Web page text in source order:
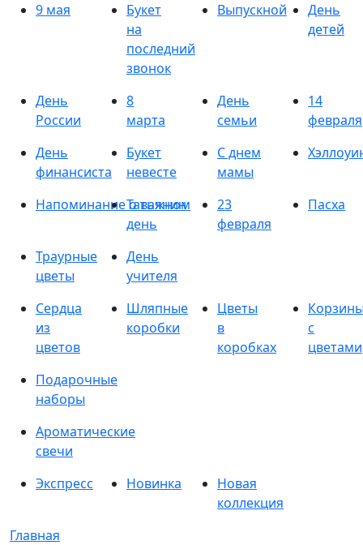
9 мая
Букет
на
последний
звонок
Выпускной
День
детей
День
России
8
марта
День
семьи
14
февраля
День
финансиста
Букет
невесте
С днем
мамы
Напоминание о важном
Татьянин
день
23
февраля
Пасха
Траурные
цветы
День
учителя
Сердца
из
цветов
Шляпные
коробки
Цветы
в
коробках
с
цветами
Подарочные
наборы
Ароматические
свечи
Экспресс
Новинка
Новая
коллекция
Главная